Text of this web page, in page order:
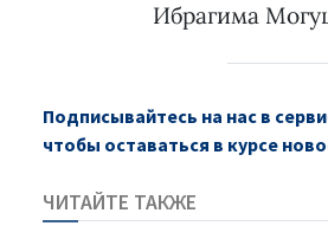
Ибрагима
Подписывайтесь на нас в
чтобы оставаться в курсе
ЧИТАЙТЕ ТАКЖЕ